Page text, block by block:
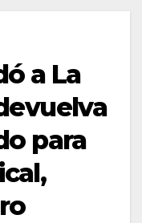
a La
para